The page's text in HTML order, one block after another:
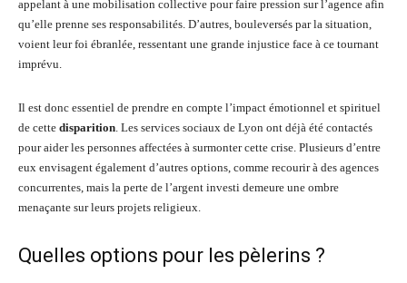
appelant à une mobilisation collective pour faire pression sur l’agence afin
qu’elle prenne ses responsabilités. D’autres, bouleversés par la situation,
voient leur foi ébranlée, ressentant une grande injustice face à ce tournant
imprévu.
Il est donc essentiel de prendre en compte l’impact émotionnel et spirituel
de cette disparition. Les services sociaux de Lyon ont déjà été contactés
pour aider les personnes affectées à surmonter cette crise. Plusieurs d’entre
eux envisagent également d’autres options, comme recourir à des agences
concurrentes, mais la perte de l’argent investi demeure une ombre
menaçante sur leurs projets religieux.
Quelles options pour les pèlerins ?